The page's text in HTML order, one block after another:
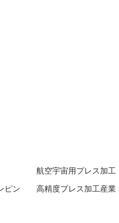
航空宇宙用プレス加工
ピン
高精度プレス加工産業